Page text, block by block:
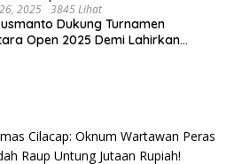
2025 3845 Lihat
Dukung Turnamen
Open 2025 Demi Lahirkan